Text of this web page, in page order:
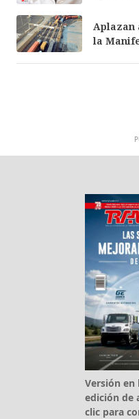
Aplazan
la
Versión en
edición de
clic para